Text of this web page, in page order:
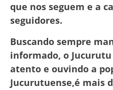
que nos seguem e a
seguidores.
Buscando sempre
informado, o
atento e ouvindo a
Jucurutuense,é mais